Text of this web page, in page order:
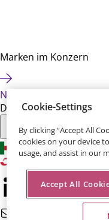
Marken im Konzern
News
Diese Seite teilen:
Cookie-Settings
By clicking “Accept All
cookies on your device
usage, and assist in our
Accept All